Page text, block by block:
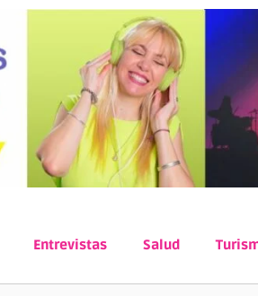
Entrevistas Salud